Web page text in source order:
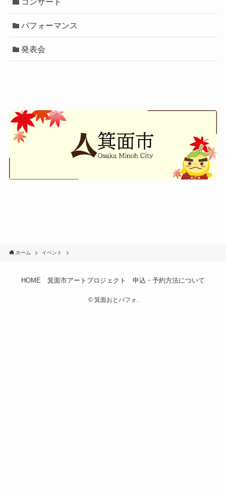
パフォーマンス
発表会
ホーム イベント
HOME 箕面市アートプロジェクト 申込・予約方法について
©箕面おとパフォ.